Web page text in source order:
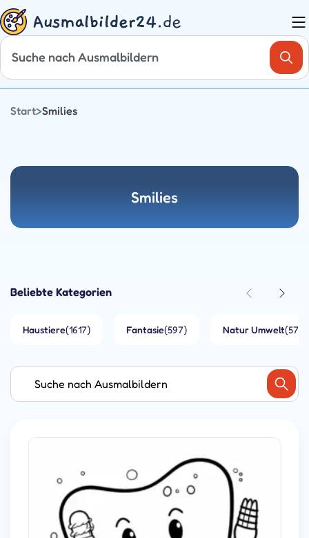
Zum
Inhalt
springen
Start>Smilies
Smilies
Beliebte Kategorien
Haustiere(1617) Fantasie(597) Natur Umwelt(573)